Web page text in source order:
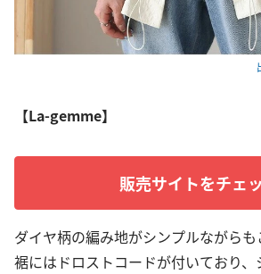
【La-gemme】
販売サイトをチェ
ダイヤ柄の編み地がシンプルながらも
裾にはドロストコードが付いており